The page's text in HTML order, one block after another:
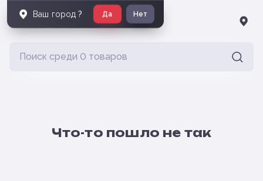
Что-то пошло не так
Ваш город ? Да Нет